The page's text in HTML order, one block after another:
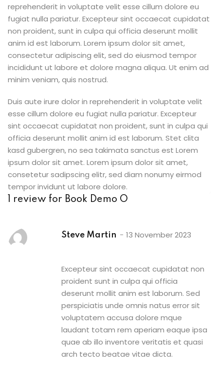
reprehenderit in voluptate velit esse cillum dolore eu
fugiat nulla pariatur. Excepteur sint occaecat cupidatat
non proident, sunt in culpa qui officia deserunt mollit
anim id est laborum. Lorem ipsum dolor sit amet,
consectetur adipiscing elit, sed do eiusmod tempor
incididunt ut labore et dolore magna aliqua. Ut enim ad
minim veniam, quis nostrud.
Duis aute irure dolor in reprehenderit in voluptate velit
esse cillum dolore eu fugiat nulla pariatur. Excepteur
sint occaecat cupidatat non proident, sunt in culpa qui
officia deserunt mollit anim id est laborum. Stet clita
kasd gubergren, no sea takimata sanctus est Lorem
ipsum dolor sit amet. Lorem ipsum dolor sit amet,
consetetur sadipscing elitr, sed diam nonumy eirmod
tempor invidunt ut labore dolore.
1 review for Book Demo O
Steve Martin 13 November 2023
Excepteur sint occaecat cupidatat non
proident sunt in culpa qui officia
deserunt mollit anim est laborum. Sed
perspiciatis unde omnis natus error sit
voluptatem accusa dolore mque
laudant totam rem aperiam eaque ipsa
quae ab illo inventore veritatis et quasi
arch tecto beatae vitae dicta.